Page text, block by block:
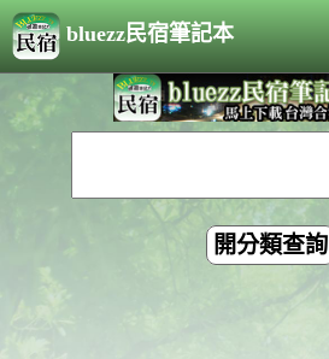
bluezz民宿筆記本
開分類查詢